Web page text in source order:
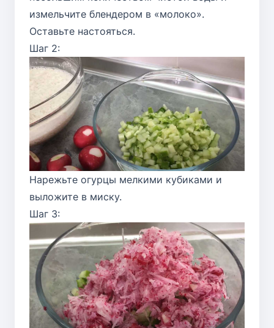
измельчите блендером в «молоко».
Оставьте настояться.
Шаг 2:
Нарежьте огурцы мелкими кубиками и
выложите в миску.
Шаг 3: